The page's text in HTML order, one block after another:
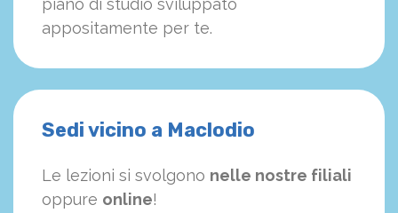
piano di studio sviluppato
appositamente per te.
Sedi vicino a Maclodio
Le lezioni si svolgono nelle nostre filiali
oppure online!